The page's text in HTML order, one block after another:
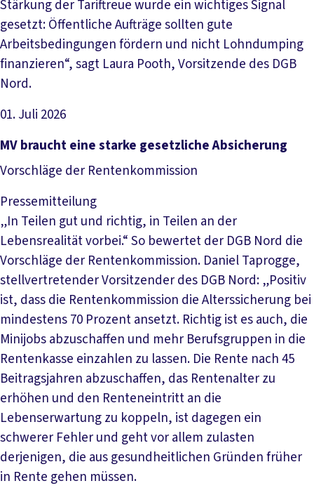
Stärkung der Tariftreue wurde ein wichtiges Signal
gesetzt: Öffentliche Aufträge sollten gute
Arbeitsbedingungen fördern und nicht Lohndumping
finanzieren“, sagt Laura Pooth, Vorsitzende des DGB
Nord.
01. Juli 2026
Artikel lesen
MV braucht eine starke gesetzliche Absicherung
Vorschläge der Rentenkommission
Pressemitteilung
„In Teilen gut und richtig, in Teilen an der
Lebensrealität vorbei.“ So bewertet der DGB Nord die
Vorschläge der Rentenkommission. Daniel Taprogge,
stellvertretender Vorsitzender des DGB Nord: „Positiv
ist, dass die Rentenkommission die Alterssicherung bei
mindestens 70 Prozent ansetzt. Richtig ist es auch, die
Minijobs abzuschaffen und mehr Berufsgruppen in die
Rentenkasse einzahlen zu lassen. Die Rente nach 45
Beitragsjahren abzuschaffen, das Rentenalter zu
erhöhen und den Renteneintritt an die
Lebenserwartung zu koppeln, ist dagegen ein
schwerer Fehler und geht vor allem zulasten
derjenigen, die aus gesundheitlichen Gründen früher
in Rente gehen müssen.